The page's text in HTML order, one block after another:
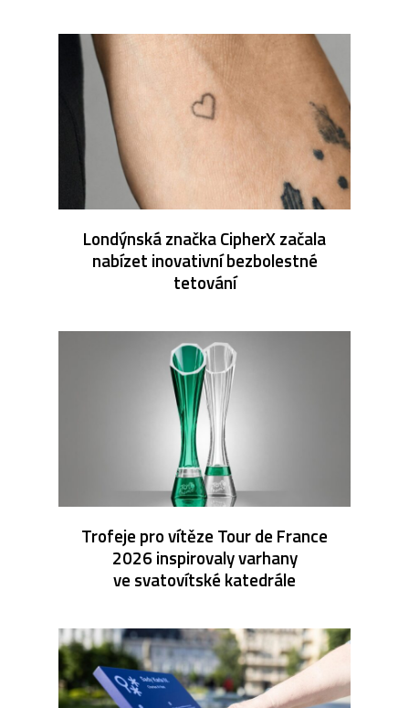
Londýnská značka CipherX začala
nabízet inovativní bezbolestné
tetování
Trofeje pro vítěze Tour de France
2026 inspirovaly varhany
ve svatovítské katedrále